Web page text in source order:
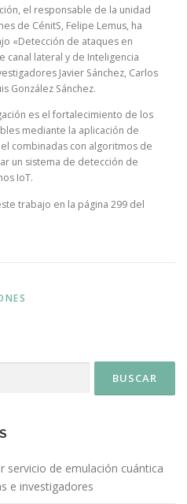
el responsable de la unidad
de CénitS, Felipe Lemus, ha
«Detección de ataques en
canal lateral y de Inteligencia
Javier Sánchez, Carlos
González Sánchez.
es el fortalecimiento de los
mediante la aplicación de
combinadas con algoritmos de
un sistema de detección de
IoT.
trabajo en la página 299 del
servicio de emulación cuántica
e investigadores